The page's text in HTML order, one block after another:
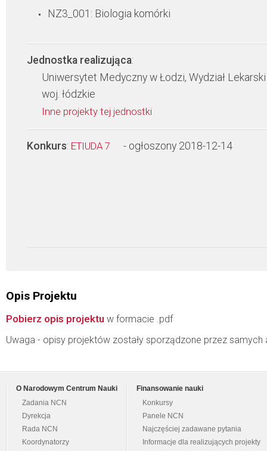
NZ3_001: Biologia komórki
Jednostka realizująca:
Uniwersytet Medyczny w Łodzi, Wydział Lekarski
woj. łódzkie
Inne projekty tej jednostki
Konkurs: ETIUDA 7 - ogłoszony 2018-12-14
Opis Projektu
Pobierz opis projektu w formacie .pdf
Uwaga - opisy projektów zostały sporządzone przez
O Narodowym Centrum Nauki
Zadania NCN
Dyrekcja
Rada NCN
Koordynatorzy
Finansowanie nauki
Konkursy
Panele NCN
Najczęściej zadawane pytania
Informacje dla realizujących projekty